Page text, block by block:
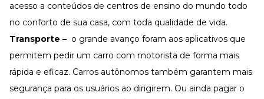
acesso a conteúdos de centros de ensino do mundo todo
no conforto de sua casa, com toda qualidade de vida.
Transporte – o grande avanço foram aos aplicativos que
permitem pedir um carro com motorista de forma mais
rápida e eficaz. Carros autônomos também garantem mais
segurança para os usuários ao dirigirem. Ou ainda pagar o